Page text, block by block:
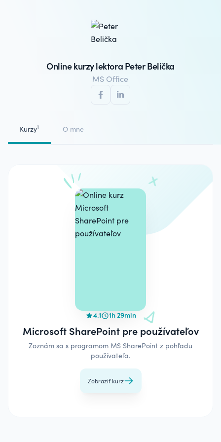
Online kurzy lektora Peter Belička
MS Office
Kurzy1 O mne
4.1 1h 29min
Microsoft SharePoint pre používateľov
Zoznám sa s programom MS SharePoint z pohľadu
používateľa.
Zobraziť kurz